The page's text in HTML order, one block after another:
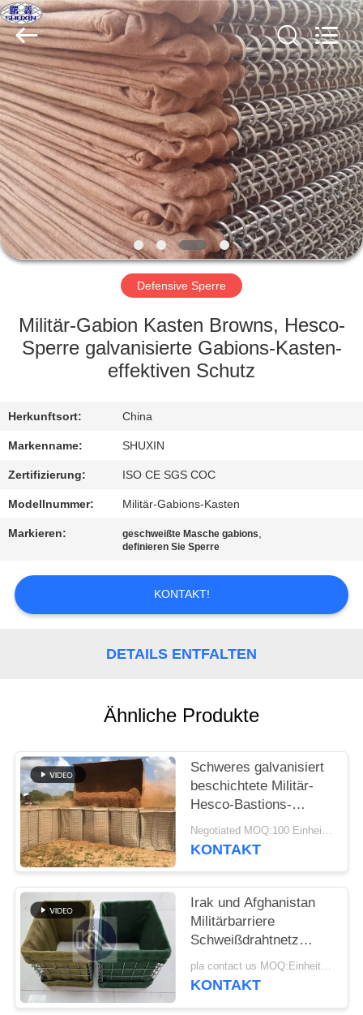
HEIM
PRODUKTE
ÜBER
UNS
WERKSBESICHTIGUNG
QUALITÄTSKONTROLLE
KONTAKT
UNS
NACHRICHTEN
BITTE UM
ANGEBOT
Wire
Mesh
Co.,
Ltd..
All
Rights
Reserved.
Defensive Sperre
Militär-Gabion Kasten Browns, Hesco-
Sperre galvanisierte Gabions-Kasten-
effektiven Schutz
Herkunftsort: China
Markenname: SHUXIN
Zertifizierung: ISO CE SGS COC
Modellnummer: Militär-Gabions-Kasten
Markieren: geschweißte Masche gabions,
definieren Sie Sperre
KONTAKT!
DETAILS ENTFALTEN
Ähnliche Produkte
Schweres galvanisiert
beschichtete Militär-
Hesco-Bastions-
Sperren-System
defensive Hesco-
Negotiated MOQ:100 Einheiten
KONTAKT
Irak und Afghanistan
Militärbarriere
Schweißdrahtnetz
Hesco
Verteidigungsbarriere
pla contact us MOQ:Einheit 10
KONTAKT